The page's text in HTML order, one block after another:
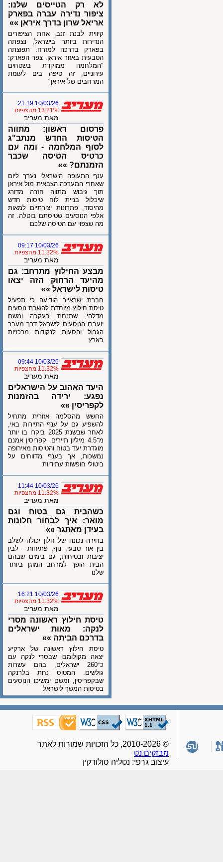
לא רק הטייסים שלנו:
ציפור נדירה עברה בפארק
אריאל שרון בדרך איראן »»
קיווית לבנת זנב, אחת הציפורים
הנדירות ביותר בישראל, נצפתה
בפארק בדרכה למזרח. תפוצתה
הטבעית באזור איראן. צפר הפארק:
"המלחמה ממוקדת בשטחים
עירוניים, זה טיפה בים לעומת
המרחבים של איראן"
10/03/26 21:19
13.21% מהצפיות
מאת מעריב
פרסום ראשון: מתווה
הטיסות החדש מנתב"ג
לסוף המלחמה - ומה עם
כרטיס הטיסה שכבר
הזמנתם? »»
ענף התעופה הישראלי נערך ליום
שאחרי המערכה הצבאית מול איראן
תוך גיבוש מתווה חזרה מדורג
שיכלול בניית לוח טיסות חדש
מהיסוד, פתרונות יצירתיים למאות
אלפי הנוסעים שטיסתם בוטלה. זה
מה שצפוי עם הטיסה שלכם
10/03/26 09:17
11.32% מהצפיות
מאת מעריב
מבצע החילוץ מתרחב: גם
מהיעד הרחוק הזה יצאו
טיסות לישראל »»
חברת ישראייר הודיעה כי תפעיל
טיסת חילוץ מיוחדת להשבת נוסעים
מדלהי, שתנחת בעקבה ומשם
יועברו הנוסעים לישראל דרך מעבר
הגבול והסעות לנקודות מרכזיות
בארץ
10/03/26 09:44
11.32% מהצפיות
מאת מעריב
היעד האהוב על הישראלים
נפגע: ירידה בהזמנות
לקפריסין »»
החשש מהסלמה אזורית מתחיל
להשפיע גם על ענף התיירות באי,
לאחר שבשנת 2025 ביקרו בו יותר
מ־4.5 מיליון תיירים. קפריסין אמנם
מוגדרת יעד בטוח והטיסות מאירופה
נמשכות, אך בענף מדווחים על
ביטולי חופשות עתידיות
10/03/26 11:44
11.32% מהצפיות
מאת מעריב
כשהבית גם בטוח וגם
מואר: איך לבחור חלונות
בעידן מאתגר »»
בחירה נכונה של חלון יכולה לשלב
בין אור טבעי, נוף, פתיחות - לבין
יציבות ובטיחות, גם בימים שבהם
הבית הופך למרחב המוגן ביותר
שלנו
10/03/26 16:21
11.32% מהצפיות
מאת מעריב
טיסת חילוץ ראשונה מסרי
לנקה: מאות ישראלים
בדרכם הביתה »»
טיסת חילוץ ראשונה של ארקיע
יצאה מקולומבו שבסרי לנקה עם
כ־260 ישראלים, בהם עשרות
גולשים. המטוס נחת בלרנקה
שבקפריסין, ומשם ימשיכו הנוסעים
בטיסות המשך לישראל
מבזקים.נט
עיצוב גרפי: נטליה סולודקין